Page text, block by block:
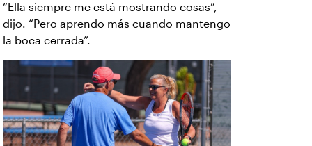
“Ella siempre me está mostrando cosas”,
dijo. “Pero aprendo más cuando mantengo
la boca cerrada”.